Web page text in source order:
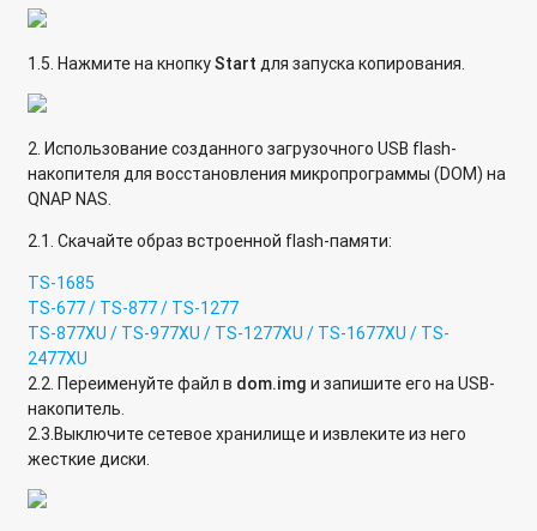
1.5. Нажмите на кнопкуStart для запуска копирования.
2. Использование созданного загрузочного USB flash-
накопителя для восстановления микропрограммы (DOM) на
QNAP NAS.
2.1. Скачайте образ встроенной flash-памяти:
TS-1685
TS-677 / TS-877 / TS-1277
TS-877XU / TS-977XU / TS-1277XU / TS-1677XU / TS-
2477XU
2.2. Переименуйте файл в dom.img и запишите его на USB-
накопитель.
2.3.Выключите сетевое хранилище и извлеките из него
жесткие диски.